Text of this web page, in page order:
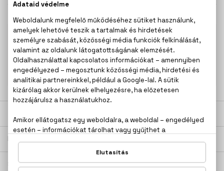
100% eredeti termékek,14 napos visszaküldési
garanciával
Kérdésed van, elakadtál? Hívd ügyfélszolgálatunkat:+36
20 267 5125
SZÁLLÍTÁS